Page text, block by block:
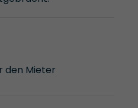
den Mieter